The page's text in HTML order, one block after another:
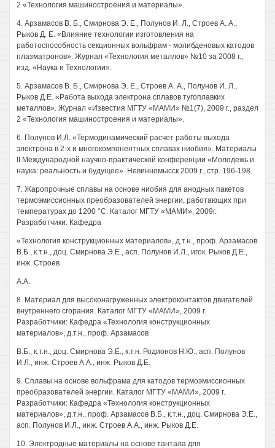
2 «Технология машиностроения и материалы».
4. Арзамасов В. Б., Смирнова Э. Е., Полунов И. Л., Строев А. А.,
Рыков Д. Е. «Влияние технологии изготовления на
работоспособность секционных вольфрам - молибденовых катодов
плазматронов». Журнал «Технология металлов» №10 за 2008 г.,
изд. «Наука и Технологии».
5. Арзамасов В. Б., Смирнова Э. Е., Строев А. А., Полунов И. Л.,
Рыков Д.Е. «Работа выхода электрона сплавов тугоплавких
металлов». Журнал «Известия МГТУ «МАМИ» №1(7), 2009 г., раздел
2 «Технология машиностроения и материалы».
6. Полунов И,Л. «Термодинамический расчет работы выхода
электрона в 2-х и многокомпонентных сплавах ниобия». Материалы
II Международной научно-практической конференции «Молодежь и
наука: реальность и будущее». Невинномысск 2009 г., стр. 196-198.
7. Жаропрочные сплавы на основе ниобия для анодных пакетов
термоэмиссионных преобразователей энергии, работающих при
температурах до 1200 °С. Каталог МГТУ «МАМИ», 2009г.
Разработчики: Кафедра
«Технология конструкционных материалов», д.т.н., проф. Арзамасов
В.Б., к.т.н., доц. Смирнова Э.Е., асп. Полунов И.Л., игок. Рыков Д.Е.,
инж. Строев
A.A.
8. Материал для высоконагруженных электроконтактов двигателей
внутреннего сгорания. Каталог МГТУ «МАМИ», 2009 г.
Разработчики: Кафедра «Технология конструкционных
материалов», д.т.н., проф. Арзамасов
B.Б., к.т.н., доц. Смирнова Э.Е., к.т.н. Родионов Н.Ю., асп. Полунов
И.Л., инж. Строев A.A., инж. Рыков Д.Е.
9. Сплавы на основе вольфрама для катодов термоэмиссионных
преобразователей энергии. Каталог МГТУ «МАМИ», 2009 г.
Разработчики: Кафедра «Технология конструкционных
материалов», д.т.н., проф. Арзамасов В.Б., к.т.н., доц. Смирнова Э.Е.,
асп. Полунов И.Л., инж. Строев A.A., инж. Рыков Д.Е.
10. Электродные материалы на основе тантала для